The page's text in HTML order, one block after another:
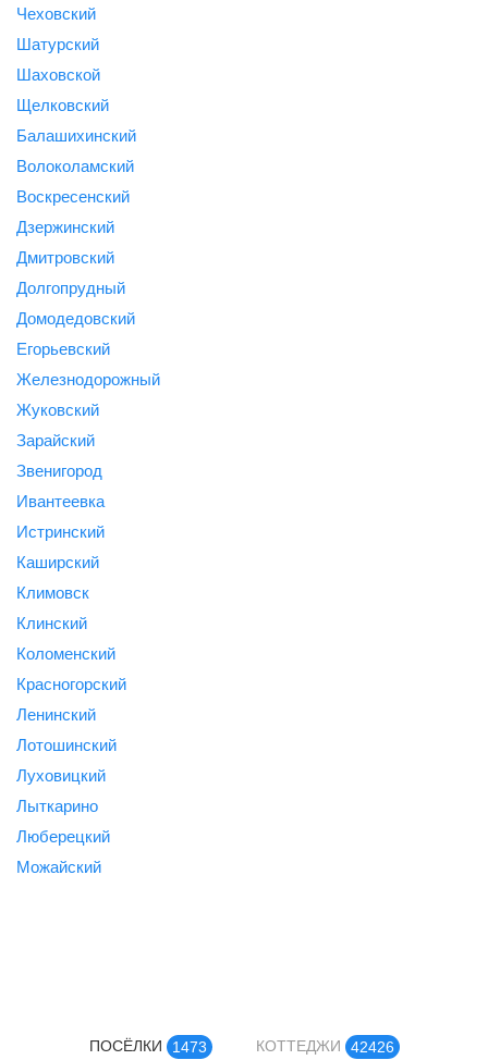
Чеховский
Шатурский
Шаховской
Щелковский
Балашихинский
Волоколамский
Воскресенский
Дзержинский
Дмитровский
Долгопрудный
Домодедовский
Егорьевский
Железнодорожный
Жуковский
Зарайский
Звенигород
Ивантеевка
Истринский
Каширский
Климовск
Клинский
Коломенский
Красногорский
Ленинский
Лотошинский
Луховицкий
Лыткарино
Люберецкий
Можайский
ПОСЁЛКИ 1473 КОТТЕДЖИ
42426